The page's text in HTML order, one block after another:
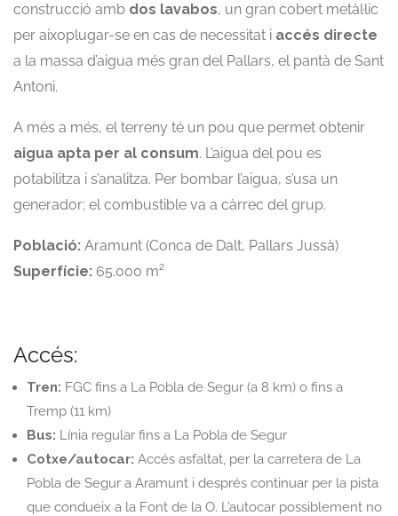
construcció amb dos lavabos, un gran cobert metàl·lic
per aixoplugar-se en cas de necessitat i accés directe
a la massa d’aigua més gran del Pallars, el pantà de Sant
Antoni.
A més a més, el terreny té un pou que permet obtenir
aigua apta per al consum. L’aigua del pou es
potabilitza i s’analitza. Per bombar l’aigua, s’usa un
generador; el combustible va a càrrec del grup.
Població: Aramunt (Conca de Dalt, Pallars Jussà)
Superfície: 65.000 m²
Accés:
Tren: FGC fins a La Pobla de Segur (a 8 km) o fins a
Tremp (11 km)
Bus: Línia regular fins a La Pobla de Segur
Cotxe/autocar: Accés asfaltat, per la carretera de La
Pobla de Segur a Aramunt i després continuar per la pista
que condueix a la Font de la O. L’autocar possiblement no